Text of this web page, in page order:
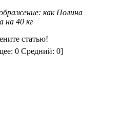
статью!
0Средний: 0]